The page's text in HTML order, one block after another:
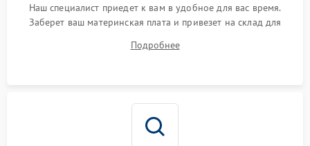
Наш специалист приедет к вам в удобное для вас время.
Заберет ваш материнская плата и привезет на склад для
Подробнее